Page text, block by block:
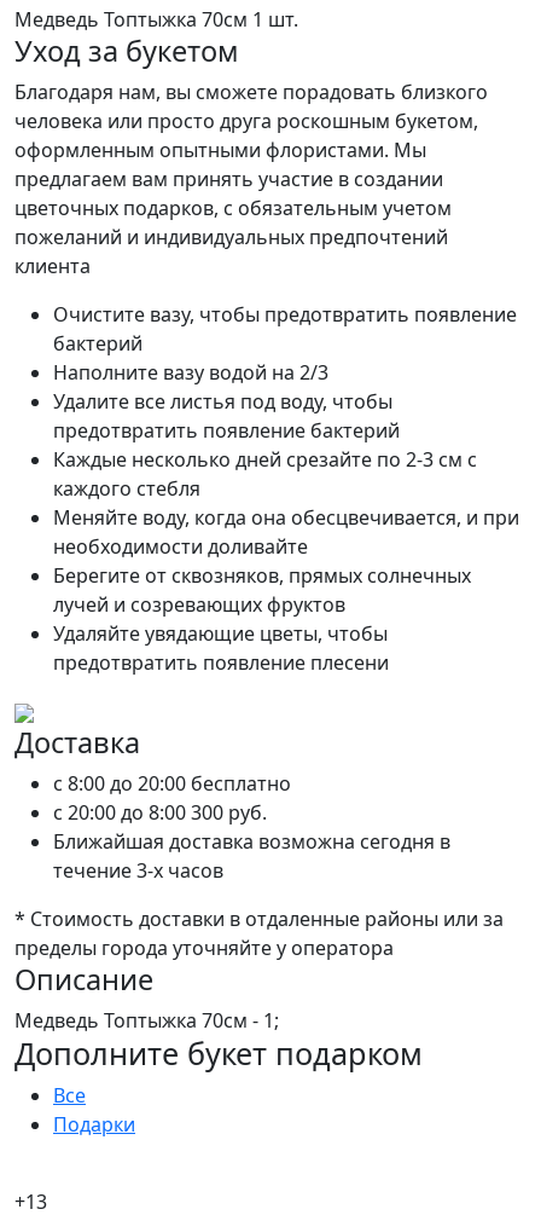
Медведь Топтыжка 70см 1 шт.
Уход за букетом
Благодаря нам, вы сможете порадовать близкого
человека или просто друга роскошным букетом,
оформленным опытными флористами. Мы
предлагаем вам принять участие в создании
цветочных подарков, с обязательным учетом
пожеланий и индивидуальных предпочтений
клиента
Очистите вазу, чтобы предотвратить появление
бактерий
Наполните вазу водой на 2/3
Удалите все листья под воду, чтобы
предотвратить появление бактерий
Каждые несколько дней срезайте по 2-3 см с
каждого стебля
Меняйте воду, когда она обесцвечивается, и при
необходимости доливайте
Берегите от сквозняков, прямых солнечных
лучей и созревающих фруктов
Удаляйте увядающие цветы, чтобы
предотвратить появление плесени
Доставка
c 8:00 до 20:00 бесплатно
c 20:00 до 8:00300 руб.
Ближайшая доставка возможна сегодня в
течение 3-х часов
* Стоимость доставки в отдаленные районы или за
пределы города уточняйте у оператора
Описание
Медведь Топтыжка 70см - 1;
Дополните букет подарком
Все
Подарки
+13